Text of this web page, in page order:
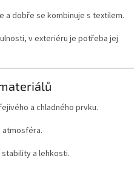
a dobře se kombinuje s textilem.
v exteriéru je potřeba jej
a chladného prvku.
a lehkosti.